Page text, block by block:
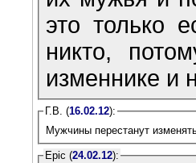
это только
никто,
изменнике и
Г.В. (16.02.12):
Мужчины перестанут
Epic (24.02.12):